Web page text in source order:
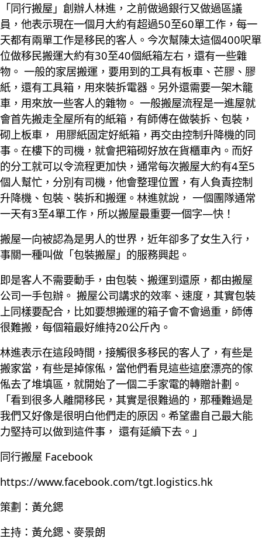
「同行搬屋」創辦人林進，之前做過銀行又做過區議
員，他表示現在一個月大約有超過50至60單工作，每一
天都有兩單工作是移民的客人。今次幫陳太這個400呎單
位做移民搬運大約有30至40個紙箱左右，還有一些雜
物。 一般的家居搬運，要用到的工具有板車、芒膠、膠
紙，還有工具箱，用來裝拆電器。另外還需要一架木籠
車，用來放一些客人的雜物。 一般搬屋流程是一進屋就
會首先搬走全屋所有的紙箱，有師傅在做裝拆、包裝，
砌上板車， 用膠紙固定好紙箱，再交由控制升降機的同
事。在樓下的司機，就會把箱砌好放在貨櫃車內。而好
的分工就可以令流程更加快，通常每次搬屋大約有4至5
個人幫忙，分別有司機，他會整理位置，有人負責控制
升降機、包裝、裝拆和搬運。林進就說， 一個團隊通常
一天有3至4單工作，所以搬屋最重要一個字—快！
搬屋一向被認為是男人的世界，近年卻多了女生入行，
事關一種叫做「包裝搬屋」的服務興起。
即是客人不需要動手，由包裝、搬運到還原，都由搬屋
公司一手包辦。 搬屋公司講求的效率、速度，其實包裝
上同樣要配合，比如要想搬運的箱子會不會過重，師傅
很難搬，每個箱最好維持20公斤內。
林進表示在這段時間，接觸很多移民的客人了，有些是
搬家當，有些是掉傢俬，當他們看見這些這麼漂亮的傢
俬去了堆填區，就開始了一個二手家電的轉贈計劃。
「看到很多人離開移民，其實是很難過的，那種難過是
我們又好像是很明白他們走的原因。希望盡自己最大能
力堅持可以做到這件事， 還有延續下去。」
同行搬屋 Facebook
https://www.facebook.com/tgt.logistics.hk
策劃：黃允鍶
主持：黃允鍶、麥景朗